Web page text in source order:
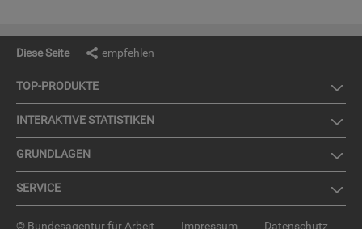
Diese Seite empfehlen
TOP-PRO­DUK­TE
IN­TER­AK­TI­VE STA­TIS­TI­KEN
GRUND­LA­GEN
SER­VICE
© Bundesagentur für Arbeit Impressum Datenschutz